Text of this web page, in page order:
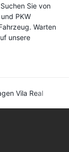
Sie von
PKW
Warten
unsere
Vila Real